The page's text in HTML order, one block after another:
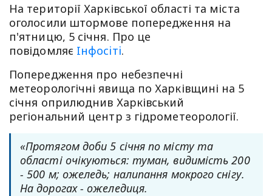
На території Харківської області та міста
оголосили штормове попередження на
п'ятницю, 5 січня. Про це
повідомляє Iнфосiтi.
Попередження про небезпечні
метеорологічні явища по Харківщині на 5
січня оприлюднив Харківський
регіональний центр з гідрометеорології.
«Протягом доби 5 січня по місту та
області очікуються: туман, видимість 200
- 500 м; ожеледь; налипання мокрого снігу.
На дорогах - ожеледиця.